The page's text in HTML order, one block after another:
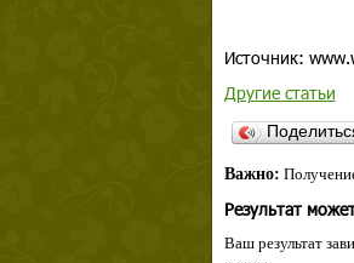
Источник:
Другие статьи
Важно:
Результат
Ваш результат